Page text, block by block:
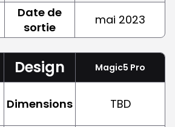
Date de
sortie
mai 2023
Design Magic5 Pro
Dimensions TBD